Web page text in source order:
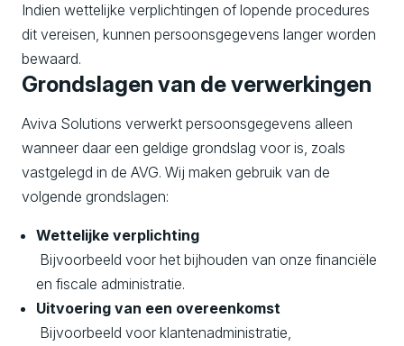
Indien wettelijke verplichtingen of lopende procedures
dit vereisen, kunnen persoonsgegevens langer worden
bewaard.
Grondslagen van de verwerkingen
Aviva Solutions verwerkt persoonsgegevens alleen
wanneer daar een geldige grondslag voor is, zoals
vastgelegd in de AVG. Wij maken gebruik van de
volgende grondslagen:
Wettelijke verplichting
Bijvoorbeeld voor het bijhouden van onze financiële
en fiscale administratie.
Uitvoering van een overeenkomst
Bijvoorbeeld voor klantenadministratie,